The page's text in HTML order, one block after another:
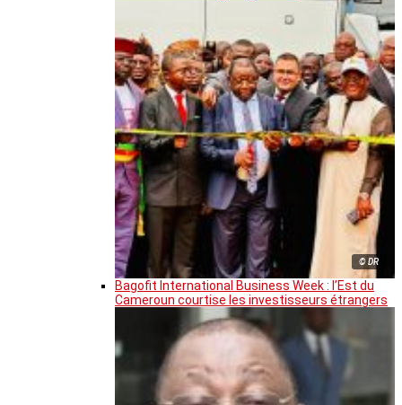
© DR
Bagofit International Business Week : l’Est du
Cameroun courtise les investisseurs étrangers